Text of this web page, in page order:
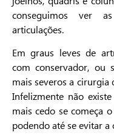
conseguimos ver
articulações.
Em graus leves de
com conservador, ou
mais severos a cirurgia
Infelizmente não
mais cedo se começa
podendo até se evitar a